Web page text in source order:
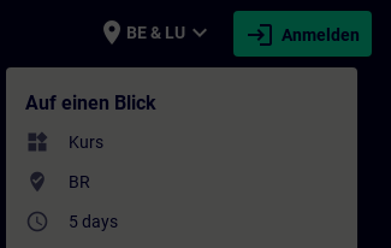
place BE & LU expand_more login Anmelden
| SITRAIN
Auf einen Blick
widgets Kurs
where_to_vote BR
access_time 5 days